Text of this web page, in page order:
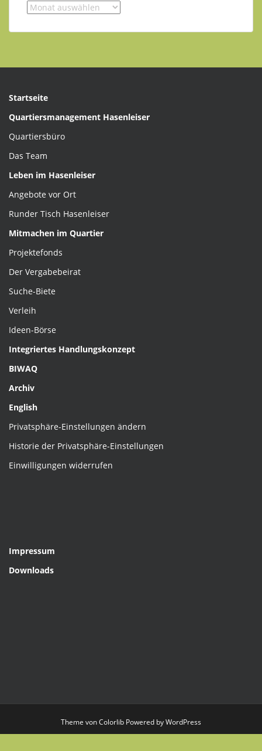
Archiv
Beiträgen
Startseite
Quartiersmanagement Hasenleiser
Quartiersbüro
Das Team
Leben im Hasenleiser
Angebote vor Ort
Runder Tisch Hasenleiser
Mitmachen im Quartier
Projektefonds
Der Vergabebeirat
Suche-Biete
Verleih
Ideen-Börse
Integriertes Handlungskonzept
BIWAQ
Archiv
English
Privatsphäre-Einstellungen ändern
Historie der Privatsphäre-Einstellungen
Einwilligungen widerrufen
Impressum
Downloads
Theme vonColorlib Powered byWordPress